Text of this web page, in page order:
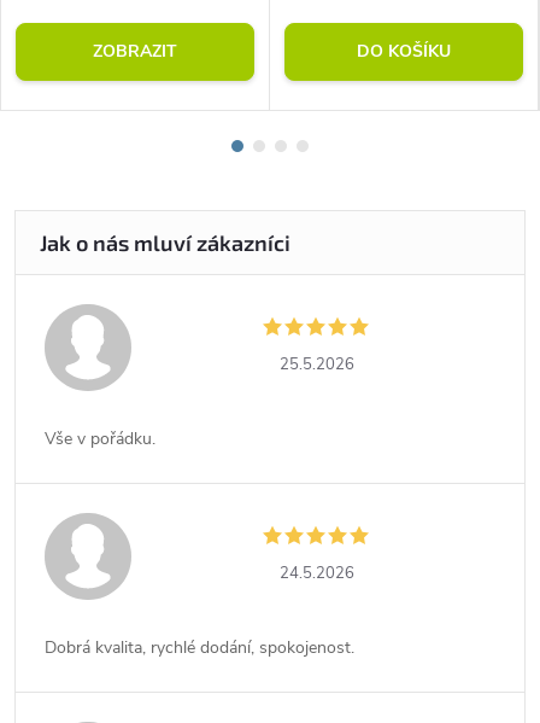
ZOBRAZIT DO KOŠÍKU
25.5.2026
Vše v pořádku.
24.5.2026
Dobrá kvalita, rychlé dodání, spokojenost.